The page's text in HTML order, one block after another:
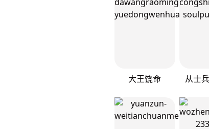
大王饶命 从士